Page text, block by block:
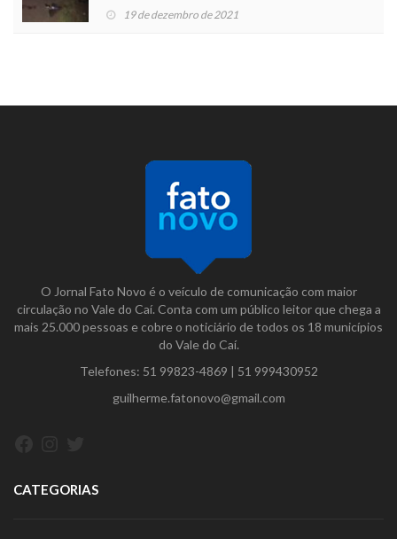
19 de dezembro de 2021
O Jornal Fato Novo é o veículo de comunicação com maior
circulação no Vale do Caí. Conta com um público leitor que chega a
mais 25.000 pessoas e cobre o noticiário de todos os 18 municípios
do Vale do Caí.
Telefones: 51 99823-4869 | 51 999430952
guilherme.fatonovo@gmail.com
CATEGORIAS